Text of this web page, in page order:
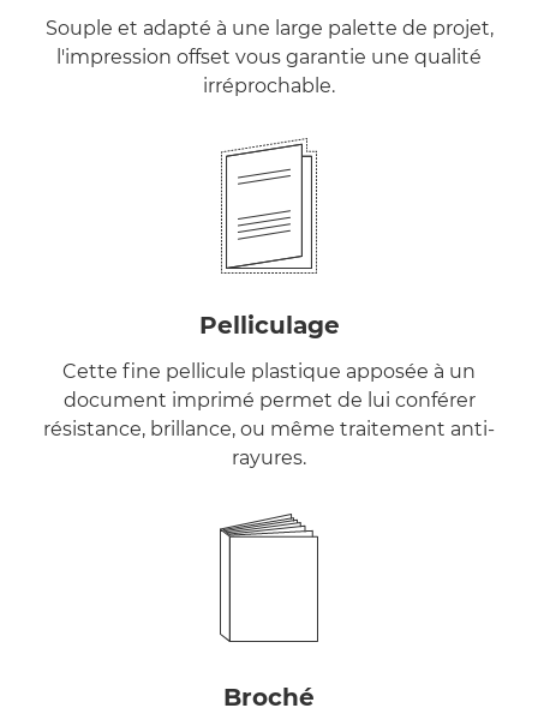
Souple et adapté à une large palette de projet,
l'impression offset vous garantie une qualité
irréprochable.
Pelliculage
Cette fine pellicule plastique apposée à un
document imprimé permet de lui conférer
résistance, brillance, ou même traitement anti-
rayures.
Broché